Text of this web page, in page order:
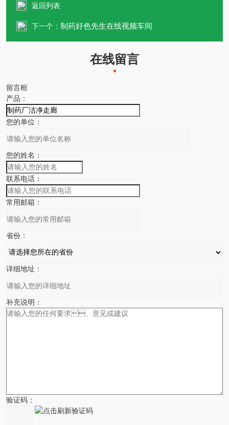
返回列表
下一个： 制药好色先生在线视频车间
在线留言
留言框
产品：
您的单位：
您的姓名：
联系电话：
常用邮箱：
省份：
详细地址：
补充说明：
验证码：